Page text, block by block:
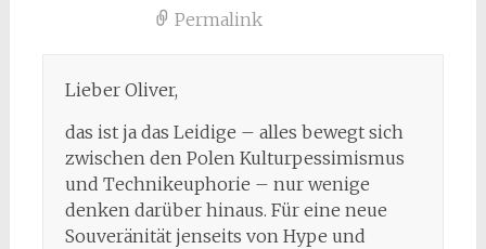
Permalink
Lieber Oliver,
das ist ja das Leidige – alles bewegt sich
zwischen den Polen Kulturpessimismus
und Technikeuphorie – nur wenige
denken darüber hinaus. Für eine neue
Souveränität jenseits von Hype und